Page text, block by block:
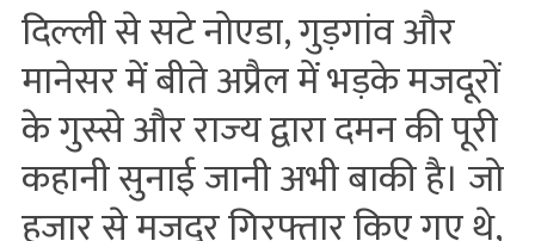
दिल्‍ली से सटे नोएडा, गुड़गांव और
मानेसर में बीते अप्रैल में भड़के मजदूरों
के गुस्‍से और राज्‍य द्वारा दमन की पूरी
कहानी सुनाई जानी अभी बाकी है। जो